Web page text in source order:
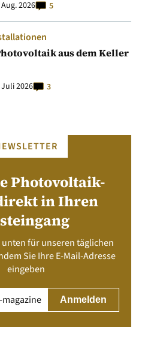
2026 5
aus dem Keller
2026 3
Photovoltaik-
in Ihren
unten für unseren täglichen
Sie Ihre E-Mail-Adresse
eingeben